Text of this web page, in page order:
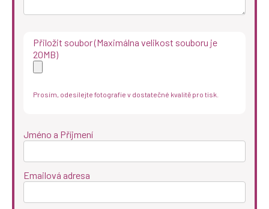
Přiložit soubor (Maximálna velikost souboru je
20MB)
Prosím, odesílejte fotografie v dostatečné kvalitě pro tisk.
Jméno a Příjmení
Emailová adresa